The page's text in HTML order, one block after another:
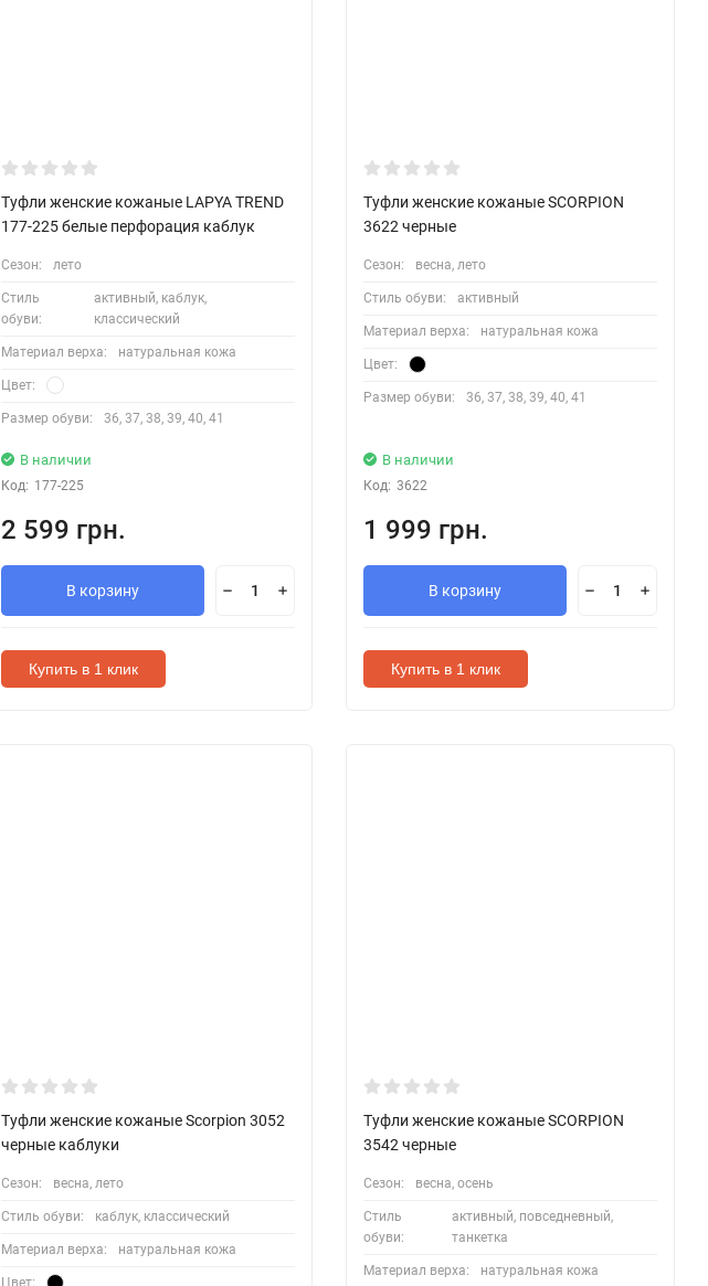
Туфли женские кожаные LAPYA TREND
177-225 белые перфорация каблук
Сезон: лето
Стиль
обуви:
активный, каблук,
классический
Материал верха: натуральная кожа
Цвет:
Размер обуви: 36, 37, 38, 39, 40, 41
В наличии
Код: 177-225
2 599 грн.
В корзину
Купить в 1 клик
Туфли женские кожаные SCORPION
3622 черные
Сезон: весна, лето
Стиль обуви: активный
Материал верха: натуральная кожа
Цвет:
Размер обуви: 36, 37, 38, 39, 40, 41
В наличии
Код: 3622
1 999 грн.
В корзину
Купить в 1 клик
Туфли женские кожаные Scorpion 3052
черные каблуки
Сезон: весна, лето
Стиль обуви: каблук, классический
Материал верха: натуральная кожа
Цвет:
Туфли женские кожаные SCORPION
3542 черные
Сезон: весна, осень
Стиль
обуви:
активный, повседневный,
танкетка
Материал верха: натуральная кожа